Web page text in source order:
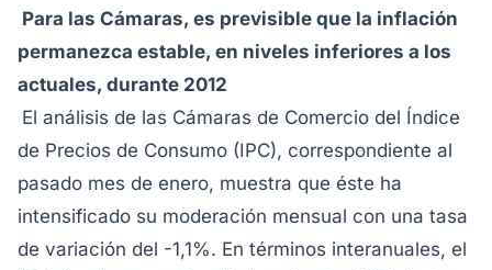
Para las Cámaras, es previsible que la inflación
permanezca estable, en niveles inferiores a los
actuales, durante 2012
El análisis de las Cámaras de Comercio del Índice
de Precios de Consumo (IPC), correspondiente al
pasado mes de enero, muestra que éste ha
intensificado su moderación mensual con una tasa
de variación del -1,1%. En términos interanuales, el